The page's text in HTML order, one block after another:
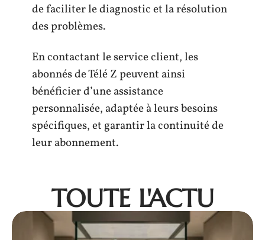
de faciliter le diagnostic et la résolution
des problèmes.
En contactant le service client, les
abonnés de Télé Z peuvent ainsi
bénéficier d’une assistance
personnalisée, adaptée à leurs besoins
spécifiques, et garantir la continuité de
leur abonnement.
TOUTE L'ACTU